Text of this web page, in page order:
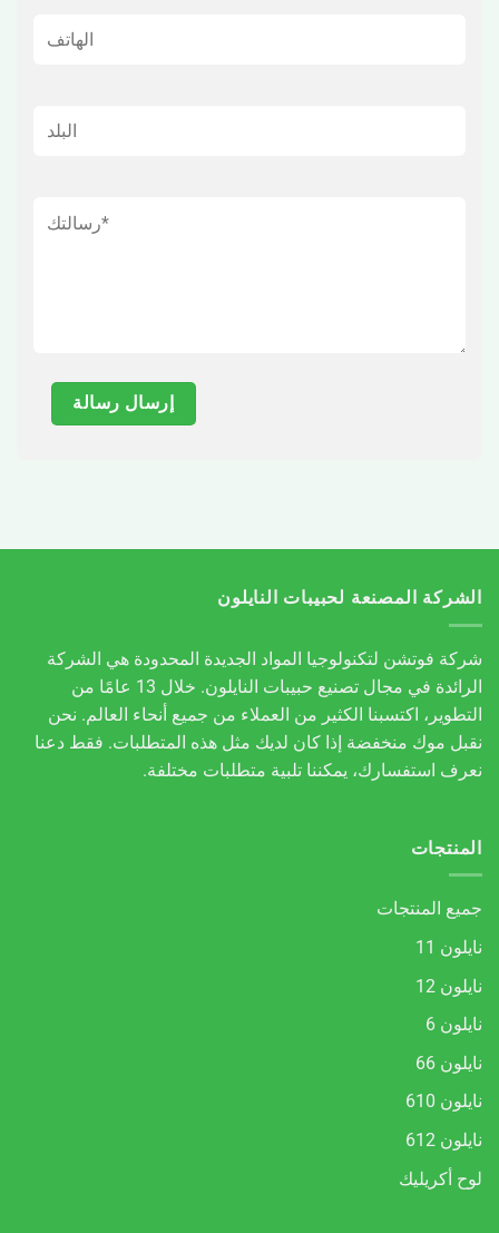
الشركة المصنعة لحبيبات النايلون
شركة فوتشن لتكنولوجيا المواد الجديدة المحدودة هي الشركة
الرائدة في مجال تصنيع حبيبات النايلون. خلال 13 عامًا من
التطوير، اكتسبنا الكثير من العملاء من جميع أنحاء العالم. نحن
نقبل موك منخفضة إذا كان لديك مثل هذه المتطلبات. فقط دعنا
نعرف استفسارك، يمكننا تلبية متطلبات مختلفة.
المنتجات
جميع المنتجات
نايلون 11
نايلون 12
نايلون 6
نايلون 66
نايلون 610
نايلون 612
لوح أكريليك